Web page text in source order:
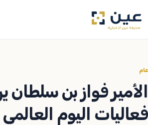
إلى
عام
الأمير فواز بن سلطان
فعاليات اليوم